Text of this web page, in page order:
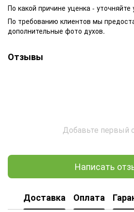
По какой причине уценка -
По требованию клиентов мы
дополнительные фото духов.
Отзывы
Добавьте первый
Написать
Доставка Оплата